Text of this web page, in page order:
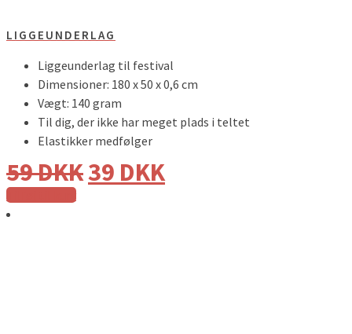
LIGGEUNDERLAG
Liggeunderlag til festival
Dimensioner: 180 x 50 x 0,6 cm
Vægt: 140 gram
Til dig, der ikke har meget plads i teltet
Elastikker medfølger
59DKK39 DKK
Tilføj til kurv